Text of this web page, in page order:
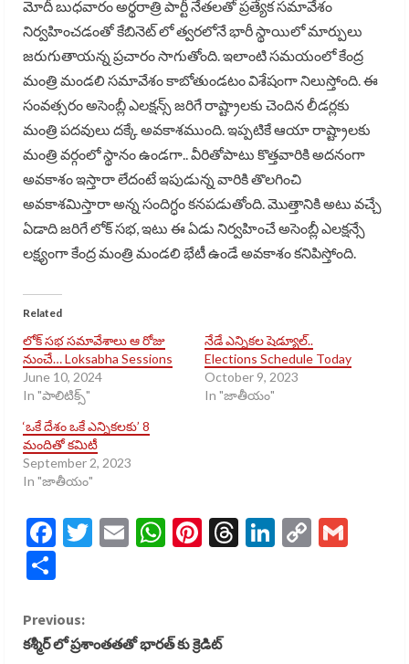
మోదీ బుధవారం అర్థరాత్రి పార్టీ నేతలతో ప్రత్యేక సమావేశం
నిర్వహించడంతో కేబినెట్ లో త్వరలోనే భారీ స్థాయిలో మార్పులు
జరుగుతాయన్న ప్రచారం సాగుతోంది. ఇలాంటి సమయంలో కేంద్ర
మంత్రి మండలి సమావేశం కాబోతుండటం విశేషంగా నిలుస్తోంది. ఈ
సంవత్సరం అసెంబ్లీ ఎలక్షన్స్ జరిగే రాష్ట్రాలకు చెందిన లీడర్లకు
మంత్రి పదవులు దక్కే అవకాశముంది. ఇప్పటికే ఆయా రాష్ట్రాలకు
మంత్రి వర్గంలో స్థానం ఉండగా.. వీరితోపాటు కొత్తవారికి అదనంగా
అవకాశం ఇస్తారా లేదంటే ఇపుడున్న వారికి తొలగించి
అవకాశమిస్తారా అన్న సందిగ్ధం కనపడుతోంది. మొత్తానికి అటు వచ్చే
ఏడాది జరిగే లోక్ సభ, ఇటు ఈ ఏడు నిర్వహించే అసెంబ్లీ ఎలక్షన్సే
లక్ష్యంగా కేంద్ర మంత్రి మండలి భేటీ ఉండే అవకాశం కనిపిస్తోంది.
Related
లోక్ సభ సమావేశాలు ఆ రోజు
నుంచే… Loksabha Sessions
June 10, 2024
In "పాలిటిక్స్​"
నేడే ఎన్నికల షెడ్యూల్..
Elections Schedule Today
October 9, 2023
In "జాతీయం"
‘ఒకే దేశం ఒకే ఎన్నికలకు’ 8
మందితో కమిటీ
September 2, 2023
In "జాతీయం"
Facebook
Twitter
EmailWhatsApp
Pinterest
Threads
LinkedIn
Copy
C
Previous:
కశ్మీర్ లో ప్రశాంతతతో భారత్ కు క్రెడిట్